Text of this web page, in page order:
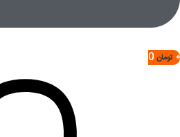
۰ تومان 0